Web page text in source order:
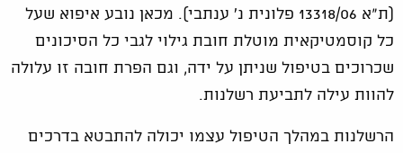
(ת"א 13318/06 פלונית נ' ענתבי). מכאן נובע איפוא שעל
כל קוסמטיקאית מוטלת חובת גילוי לגבי כל הסיכונים
שכרוכים בטיפול שניתן על ידה, וגם הפרת חובה זו עלולה
להוות עילה לתביעת רשלנות.
הרשלנות במהלך הטיפול עצמו יכולה להתבטא בדרכים